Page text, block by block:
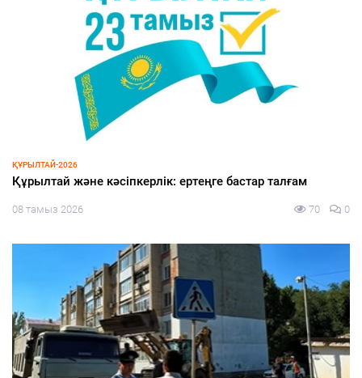
ертеңге бастар талғам Жеңілдетілген
08 тамыз 2026